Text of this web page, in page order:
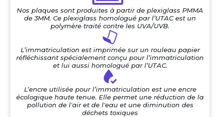
Nos plaques sont produites à partir de plexiglass PMMA
de 3MM. Ce plexiglass homologué par l’UTAC est un
polymère traité contre les UVA/UVB.
L’immatriculation est imprimée sur un rouleau papier
réfléchissant spécialement conçu pour l’immatriculation
et lui aussi homologué par l’UTAC.
L’encre utilisée pour l’immatriculation est une encre
écologique haute tenue. Elle permet une réduction de la
pollution de l'air et de l'eau et une diminution des
déchets toxiques